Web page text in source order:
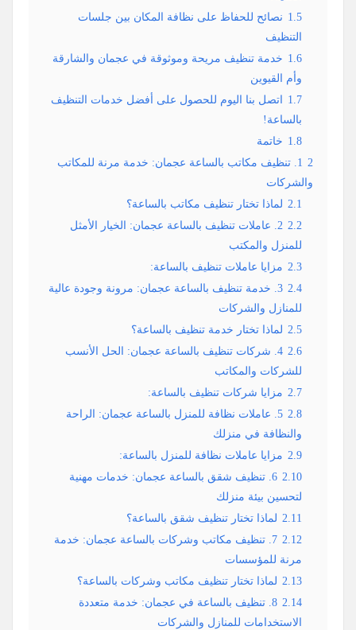
1.5 نصائح للحفاظ على نظافة المكان بين جلسات
التنظيف
1.6 خدمة تنظيف مريحة وموثوقة في عجمان والشارقة
وأم القيوين
1.7 اتصل بنا اليوم للحصول على أفضل خدمات التنظيف
بالساعة!
1.8 خاتمة
2
1. تنظيف مكاتب بالساعة عجمان: خدمة مرنة للمكاتب
والشركات
2.1 لماذا تختار تنظيف مكاتب بالساعة؟
2.2
2. عاملات تنظيف بالساعة عجمان: الخيار الأمثل
للمنزل والمكتب
2.3 مزايا عاملات تنظيف بالساعة:
2.4
3. خدمة تنظيف بالساعة عجمان: مرونة وجودة عالية
للمنازل والشركات
2.5 لماذا تختار خدمة تنظيف بالساعة؟
2.6
4. شركات تنظيف بالساعة عجمان: الحل الأنسب
للشركات والمكاتب
2.7 مزايا شركات تنظيف بالساعة:
2.8
5. عاملات نظافة للمنزل بالساعة عجمان: الراحة
والنظافة في منزلك
2.9 مزايا عاملات نظافة للمنزل بالساعة:
2.10
6. تنظيف شقق بالساعة عجمان: خدمات مهنية
لتحسين بيئة منزلك
2.11 لماذا تختار تنظيف شقق بالساعة؟
2.12
7. تنظيف مكاتب وشركات بالساعة عجمان: خدمة
مرنة للمؤسسات
2.13 لماذا تختار تنظيف مكاتب وشركات بالساعة؟
2.14
8. تنظيف بالساعة في عجمان: خدمة متعددة
الاستخدامات للمنازل والشركات